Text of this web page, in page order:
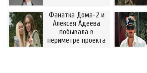
Фанатка Дома-2 и
Алексея Адеева
побывала в
периметре проекта